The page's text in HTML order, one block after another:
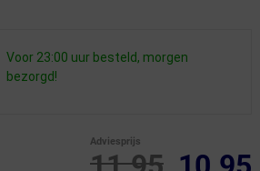
Voor 23:00 uur besteld, morgen
bezorgd!
Adviesprijs